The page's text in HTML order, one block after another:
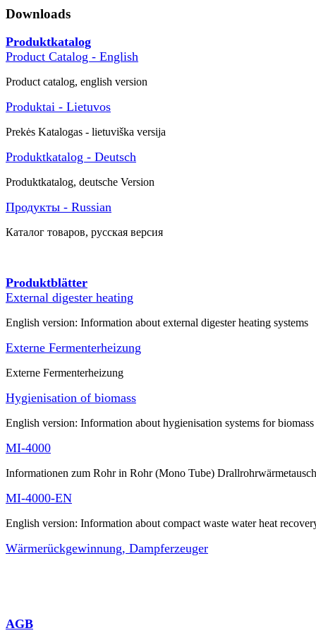
Downloads
Produktkatalog
Product Catalog - English
Product catalog, english version
Produktai - Lietuvos
Prekės Katalogas - lietuviška versija
Produktkatalog - Deutsch
Produktkatalog, deutsche Version
Продукты - Russian
Каталог товаров, русская версия
Produktblätter
External digester heating
English version: Information about external digester heating systems
Externe Fermenterheizung
Externe Fermenterheizung
Hygienisation of biomass
English version: Information about hygienisation systems for biomass
MI-4000
Informationen zum Rohr in Rohr (Mono Tube)
MI-4000-EN
English version: Information about compact waste water heat
Wärmerückgewinnung, Dampferzeuger
AGB